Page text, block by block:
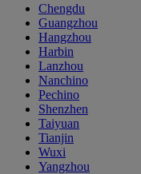
Chengdu
Guangzhou
Hangzhou
Harbin
Lanzhou
Nanchino
Pechino
Shenzhen
Taiyuan
Tianjin
Wuxi
Yangzhou